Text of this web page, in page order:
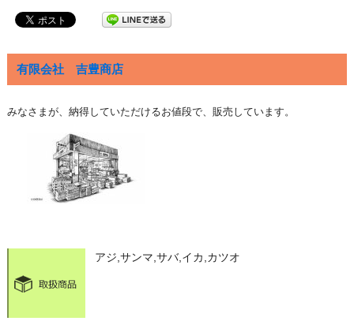
有限会社 吉豊商店
みなさまが、納得していただけるお値段で、販売しています。
アジ,サンマ,サバ,イカ,カツオ